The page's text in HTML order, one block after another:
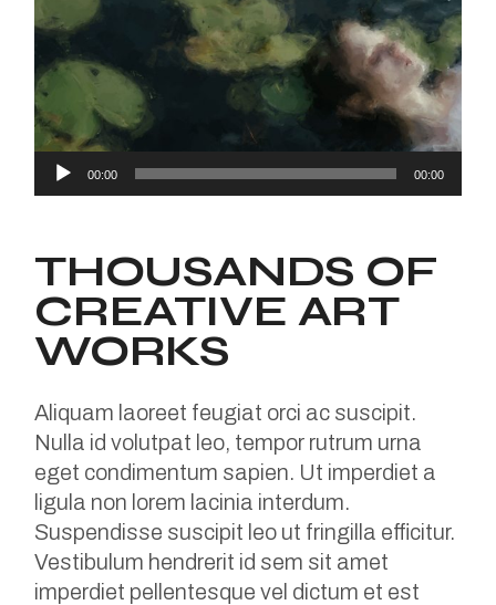
Audio
Player
00:00 00:00
THOUSANDS OF
CREATIVE ART
WORKS
Aliquam laoreet feugiat orci ac suscipit.
Nulla id volutpat leo, tempor rutrum urna
eget condimentum sapien. Ut imperdiet a
ligula non lorem lacinia interdum.
Suspendisse suscipit leo ut fringilla efficitur.
Vestibulum hendrerit id sem sit amet
imperdiet pellentesque vel dictum et est